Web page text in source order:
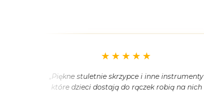
★★★★★
„Piękne stuletnie skrzypce i inne instrumenty
które dzieci dostają do rączek robią na nich